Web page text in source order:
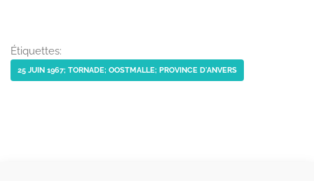
Étiquettes:
25 JUIN 1967; TORNADE; OOSTMALLE; PROVINCE D'ANVERS